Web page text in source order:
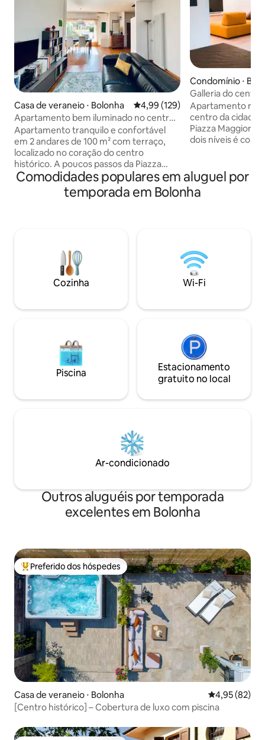
Casa de veraneio ⋅ Bolonha 4,99 de uma avaliação média de
4,99 (129)
Apartamento bem iluminado no centro
histórico
Apartamento tranquilo e confortável
em 2 andares de 100 m² com terraço,
localizado no coração do centro
histórico. A poucos passos da Piazza
Maggiore. O prédio está localizado no
último andar com elevador. Composto
por uma sala de estar em espaço aberto
para a Feira. Maravilhoso terraço com
vista para os telhados e igrejas de
encantador onde você pode se sentir
Condomínio ⋅
Galleria do centro
Apartamento
centro da cidade,
Piazza Maggiore.
dois níveis é
pequenos
mezanino e uma
apartamento
degli Asinelli e
de Bolonha
Comodidades populares em aluguel por
temporada em Bolonha
Cozinha Wi-Fi
Piscina
Estacionamento
gratuito no local
Ar-condicionado
Outros aluguéis por temporada
excelentes em Bolonha
Entre os melhores preferidos dos hóspedes
Preferido dos hóspedes
Casa de veraneio ⋅ Bolonha 4,95 de uma
4,95 (82)
[Centro histórico] – Cobertura de luxo com piscina